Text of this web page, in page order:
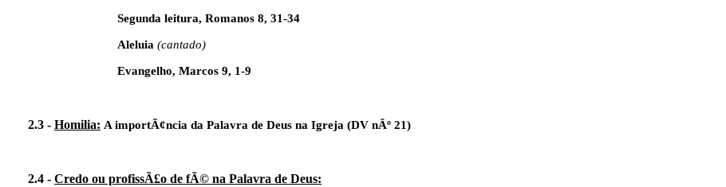
Segunda leitura, Romanos 8, 31-34
Aleluia (cantado)
Evangelho, Marcos 9, 1-9
2.3 - Homilia: A importÃ¢ncia da Palavra de Deus na Igreja (DV nÂº 21)
2.4 - Credo ou profissÃ£o de fÃ© na Palavra de Deus: